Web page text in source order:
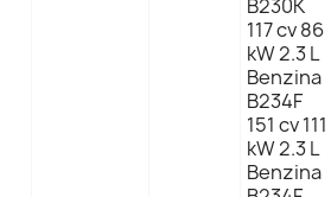
B230K
117 cv 86
kW 2.3 L
Benzina
B234F
151 cv 111
kW 2.3 L
Benzina